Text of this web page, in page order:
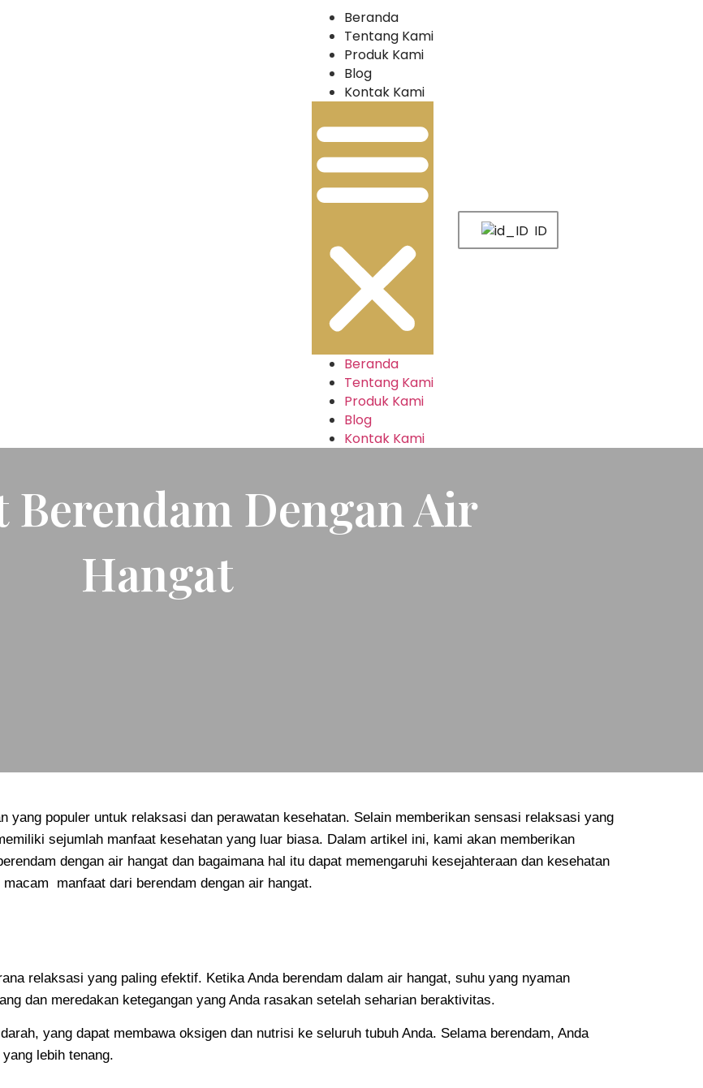
Beranda
Tentang Kami
Produk Kami
Blog
Kontak Kami
Beranda
Tentang Kami
Produk Kami
Blog
Kontak Kami
ID
Berendam Dengan Air
Hangat
yang populer untuk relaksasi dan perawatan kesehatan. Selain memberikan sensasi relaksasi yang
sejumlah manfaat kesehatan yang luar biasa. Dalam artikel ini, kami akan memberikan
dengan air hangat dan bagaimana hal itu dapat memengaruhi kesejahteraan dan kesehatan
manfaat dari berendam dengan air hangat.
relaksasi yang paling efektif. Ketika Anda berendam dalam air hangat, suhu yang nyaman
dan meredakan ketegangan yang Anda rasakan setelah seharian beraktivitas.
yang dapat membawa oksigen dan nutrisi ke seluruh tubuh Anda. Selama berendam, Anda
lebih tenang.